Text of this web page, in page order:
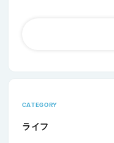
CATEGORY
ライフ